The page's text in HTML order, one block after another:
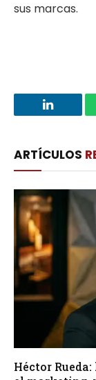
sus marcas.
LinkedIn
ARTÍCULOS
Héctor